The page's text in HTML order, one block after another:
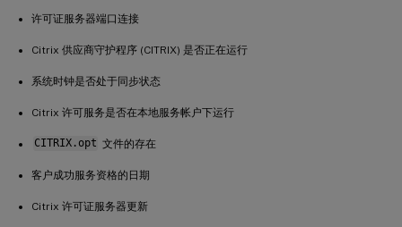
许可证服务器端口连接
Citrix 供应商守护程序 (CITRIX) 是否正在运行
系统时钟是否处于同步状态
Citrix 许可服务是否在本地服务帐户下运行
CITRIX.opt 文件的存在
客户成功服务资格的日期
Citrix 许可证服务器更新